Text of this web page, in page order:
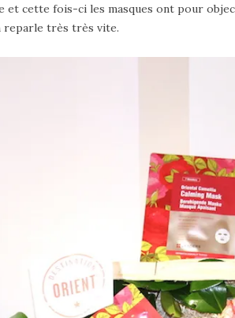
cette fois-ci les masques ont pour
reparle très très vite.